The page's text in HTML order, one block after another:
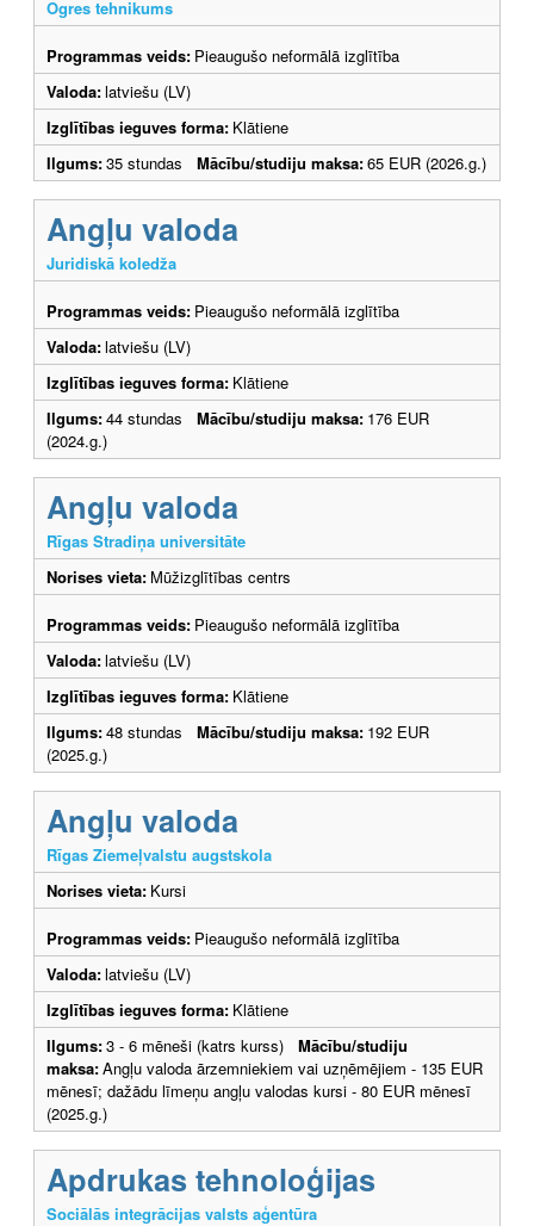
Ogres tehnikums
Programmas veids: Pieaugušo neformālā izglītība
Valoda:latviešu (LV)
Izglītības ieguves forma: Klātiene
Ilgums:35 stundas Mācību/studiju maksa:65 EUR (2026.g.)
Angļu valoda
Juridiskā koledža
Programmas veids: Pieaugušo neformālā izglītība
Valoda:latviešu (LV)
Izglītības ieguves forma: Klātiene
Ilgums:44 stundas Mācību/studiju maksa: 176 EUR
(2024.g.)
Angļu valoda
Rīgas Stradiņa universitāte
Norises vieta: Mūžizglītības centrs
Programmas veids: Pieaugušo neformālā izglītība
Valoda:latviešu (LV)
Izglītības ieguves forma: Klātiene
Ilgums:48 stundas Mācību/studiju maksa: 192 EUR
(2025.g.)
Angļu valoda
Rīgas Ziemeļvalstu augstskola
Norises vieta: Kursi
Programmas veids: Pieaugušo neformālā izglītība
Valoda:latviešu (LV)
Izglītības ieguves forma: Klātiene
Ilgums:3 - 6 mēneši (katrs kurss) Mācību/studiju
maksa:Angļu valoda ārzemniekiem vai uzņēmējiem - 135 EUR
mēnesī; dažādu līmeņu angļu valodas kursi - 80 EUR mēnesī
(2025.g.)
Apdrukas tehnoloģijas
Sociālās integrācijas valsts aģentūra